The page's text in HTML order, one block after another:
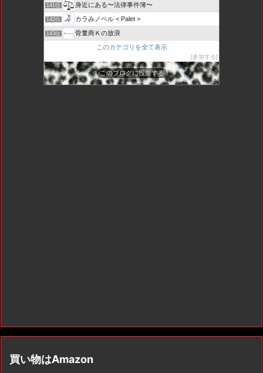
141位 身近にある〜法律事件簿〜
142位 カラみノベル < Palet >
143位
骨董商Ｋの放浪
このカテゴリを全て表示
参加する
このブログに投票する
買い物はAmazon